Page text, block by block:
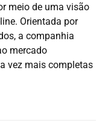
meio de uma visão
Orientada por
a companhia
mercado
vez mais completas